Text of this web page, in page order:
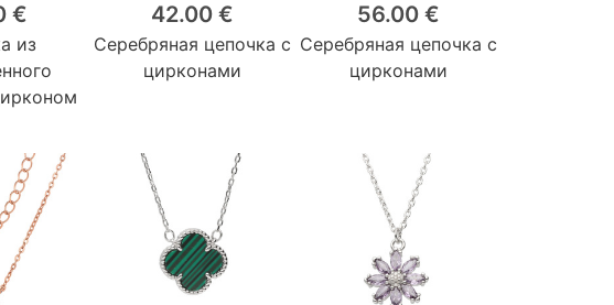
€
из
42.00 €
Серебряная цепочка с
цирконами
56.00 €
Серебряная цепочка с
цирконами